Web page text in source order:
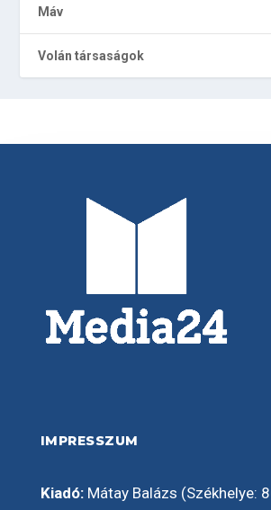
Máv
Volán társaságok
IMPRESSZUM
Kiadó:Mátay Balázs (Székhelye: